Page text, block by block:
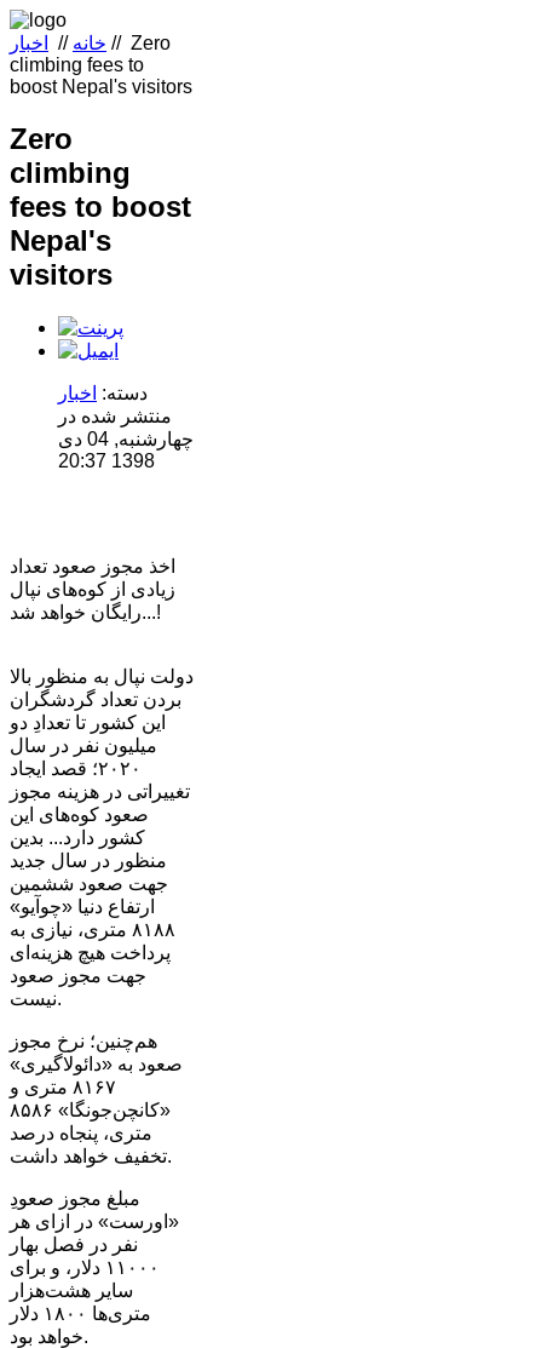
خانه // اخبار // Zero
climbing fees to
boost Nepal's visitors
Zero
climbing
fees to boost
Nepal's
visitors
دسته: اخبار
منتشر شده در
چهارشنبه, 04 دی
1398 20:37
اخذ مجوز صعود تعداد
زیادی از کوه‌های نپال
رایگان خواهد شد...!
دولت نپال به منظور بالا
بردن تعداد گردشگران
این کشور تا تعدادِ دو
میلیون نفر در سال
۲۰۲۰؛ قصد ایجاد
تغییراتی در هزینه مجوز
صعود کوه‌های این
کشور دارد... بدین
منظور در سال جدید
جهت صعود ششمین
ارتفاع دنیا «چوآیو»
۸۱۸۸ متری، نیازی به
پرداخت هیچ هزینه‌ای
جهت مجوز صعود
نیست.
هم‌چنین؛ نرخ مجوز
صعود به «دائولاگیری»
۸۱۶۷ متری و
«کانچن‌جونگا» ۸۵۸۶
متری، پنجاه درصد
تخفیف خواهد داشت.
مبلغ مجوز صعودِ
«اورست» در ازای هر
نفر در فصل بهار
۱۱۰۰۰ دلار، و برای
سایر هشت‌هزار
متری‌ها ۱۸۰۰ دلار
خواهد بود.